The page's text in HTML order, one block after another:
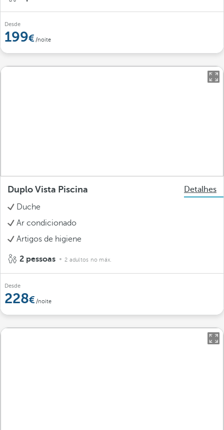
Desde
199 /noite
Duplo Vista Piscina
Detalhes
Duche
Ar condicionado
Artigos de higiene
2 pessoas 2 adultos no máx.
Desde
228 /noite